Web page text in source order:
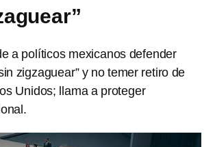
a políticos mexicanos defender
zigzaguear” y no temer retiro de
Unidos; llama a proteger